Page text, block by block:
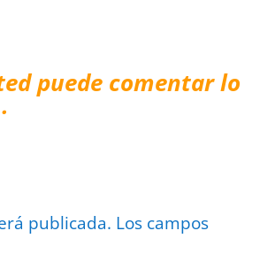
puede comentar lo
publicada. Los campos